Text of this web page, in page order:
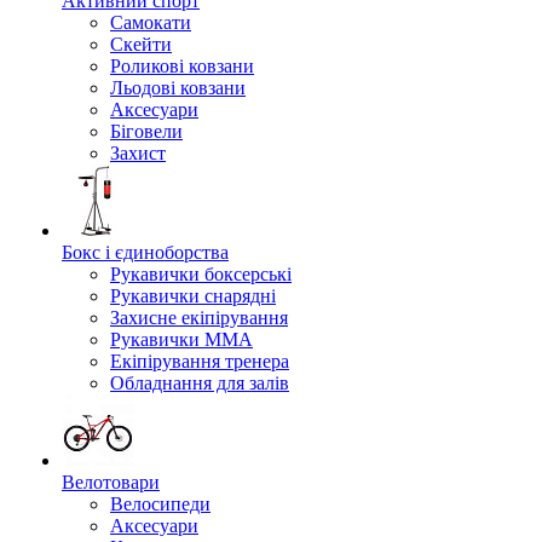
Самокати
Скейти
Роликові ковзани
Льодові ковзани
Аксесуари
Біговели
Захист
Бокс і єдиноборства
Рукавички боксерські
Рукавички снарядні
Захисне екіпірування
Рукавички ММА
Екіпірування тренера
Обладнання для залів
Велотовари
Велосипеди
Аксесуари